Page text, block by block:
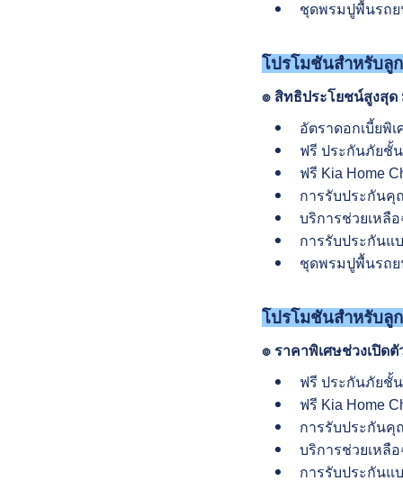
ชุดพรมปูพื้นรถย
โปรโมชันสำหรับลู
๏ สิทธิประโยชน์สูงสุ
อัตราดอกเบี้ยพิ
ฟรี ประกันภัยชั้น
ฟรี Kia Home
การรับประกันคุ
บริการช่วยเหลือ
การรับประกันแ
ชุดพรมปูพื้นรถย
โปรโมชันสำหรับลู
๏ ราคาพิเศษช่วงเปิด
ฟรี ประกันภัยชั้น
ฟรี Kia Home
การรับประกันคุ
บริการช่วยเหลือ
การรับประกันแ